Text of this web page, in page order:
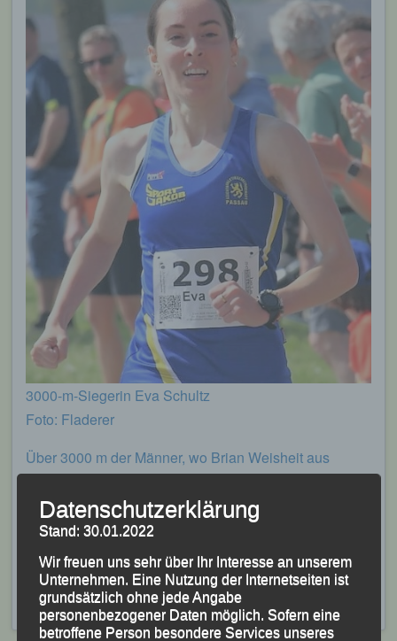
3000-m-Siegerin Eva Schultz
Foto: Fladerer
Über 3000 m der Männer, wo Brian Weisheit aus
Erlangen (Franconia Athletics) nicht zu schlagen war,
verfehlte LG-Vereinskamerad Frank Schneider seine
persönliche Bestzeit nur knapp und wurde mit 8:58,49
Minuten 15. der Gesamtwertung.
VeröffentlichtinAktuelles,Archiv 2026 |Markiert mitEva
Schultz,Regensburg,Sparkassen - Gala
Datenschutzerklärung
Stand: 30.01.2022
Wir freuen uns sehr über Ihr Interesse an unserem
Unternehmen. Eine Nutzung der Internetseiten ist
grundsätzlich ohne jede Angabe
personenbezogener Daten möglich. Sofern eine
betroffene Person besondere Services unseres